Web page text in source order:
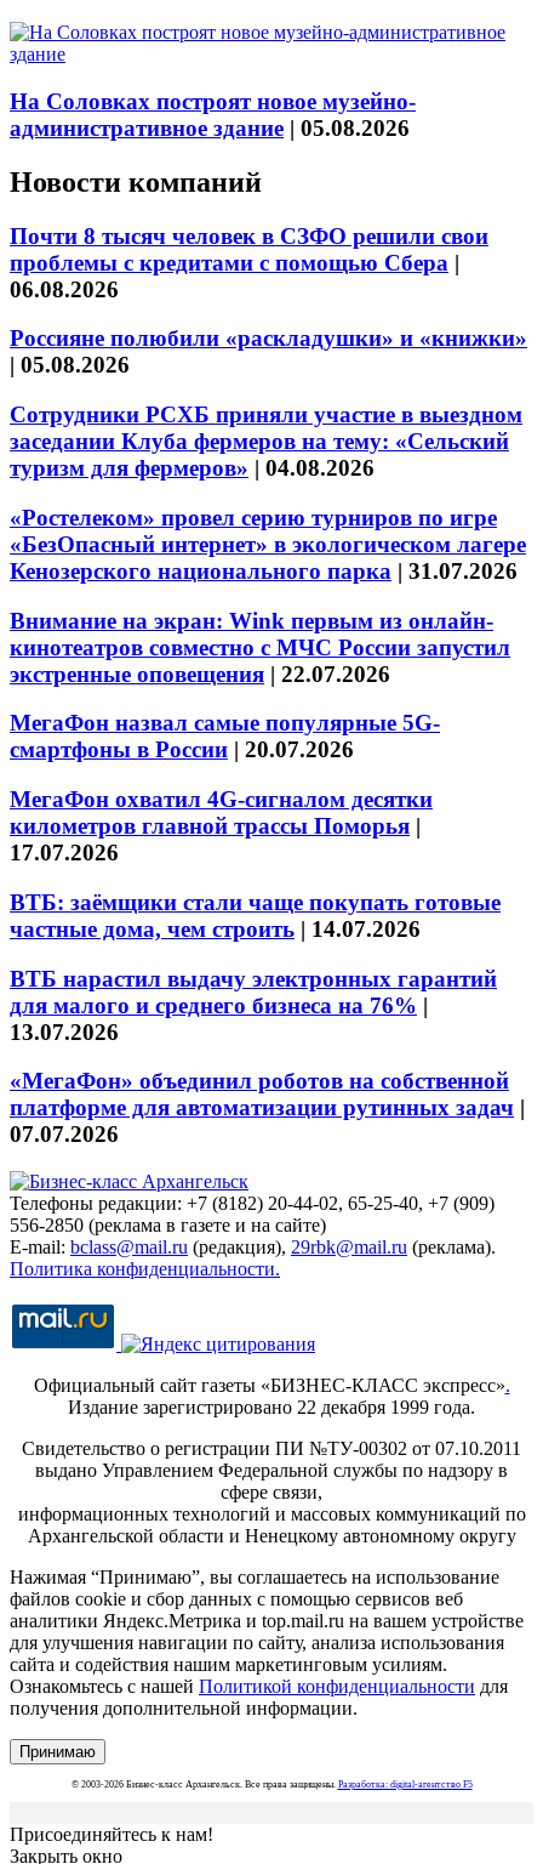
На Соловках построят новое музейно-
административное здание | 05.08.2026
Новости компаний
Почти 8 тысяч человек в СЗФО решили свои
проблемы с кредитами с помощью Сбера |
06.08.2026
Россияне полюбили «раскладушки» и «книжки»
| 05.08.2026
Сотрудники РСХБ приняли участие в выездном
заседании Клуба фермеров на тему: «Сельский
туризм для фермеров» | 04.08.2026
«Ростелеком» провел серию турниров по игре
«БезОпасный интернет» в экологическом лагере
Кенозерского национального парка | 31.07.2026
Внимание на экран: Wink первым из онлайн-
кинотеатров совместно с МЧС России запустил
экстренные оповещения | 22.07.2026
МегаФон назвал самые популярные 5G-
смартфоны в России | 20.07.2026
МегаФон охватил 4G-сигналом десятки
километров главной трассы Поморья |
17.07.2026
ВТБ: заёмщики стали чаще покупать готовые
частные дома, чем строить | 14.07.2026
ВТБ нарастил выдачу электронных гарантий
для малого и среднего бизнеса на 76% |
13.07.2026
«МегаФон» объединил роботов на собственной
платформе для автоматизации рутинных задач |
07.07.2026
Телефоны редакции: +7 (8182) 20-44-02, 65-25-40, +7 (909)
556-2850 (реклама в газете и на сайте)
E-mail: bclass@mail.ru (редакция), 29rbk@mail.ru (реклама).
Политика конфиденциальности.
Официальный сайт газеты «БИЗНЕС-КЛАСС экспресс».
Издание зарегистрировано 22 декабря 1999 года.
Свидетельство о регистрации ПИ №ТУ-00302 от 07.10.2011
выдано Управлением Федеральной службы по надзору в
сфере связи,
информационных технологий и массовых коммуникаций по
Архангельской области и Ненецкому автономному округу
Нажимая “Принимаю”, вы соглашаетесь на использование
файлов cookie и сбор данных с помощью сервисов веб
аналитики Яндекс.Метрика и top.mail.ru на вашем устройстве
для улучшения навигации по сайту, анализа использования
сайта и содействия нашим маркетинговым усилиям.
Ознакомьтесь с нашей Политикой конфиденциальности для
получения дополнительной информации.
Принимаю
© 2003-2026 Бизнес-класс Архангельск. Все права защищены. Разработка: digital-агентство F5
Присоединяйтесь к нам!
Закрыть окно